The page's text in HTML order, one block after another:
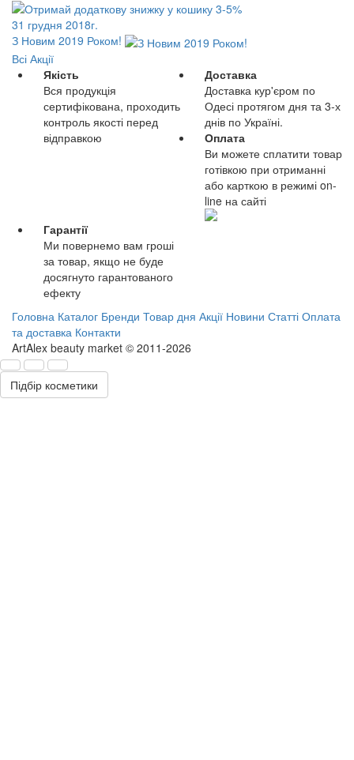
31 грудня 2018г.
З Новим 2019 Роком!
Всі Акції
Якість
Вся продукція
сертифікована, проходить
контроль якості перед
відправкою
Доставка
Доставка кур'єром по
Одесі протягом дня та 3-х
днів по Україні.
Оплата
Ви можете сплатити товар
готівкою при отриманні
або карткою в режимі on-
line на сайті
Гарантії
Ми повернемо вам гроші
за товар, якщо не буде
досягнуто гарантованого
ефекту
Головна Каталог Бренди Товар дня Акції Новини Статті Оплата
та доставка Контакти
ArtAlex beauty market © 2011-2026
Підбір косметики